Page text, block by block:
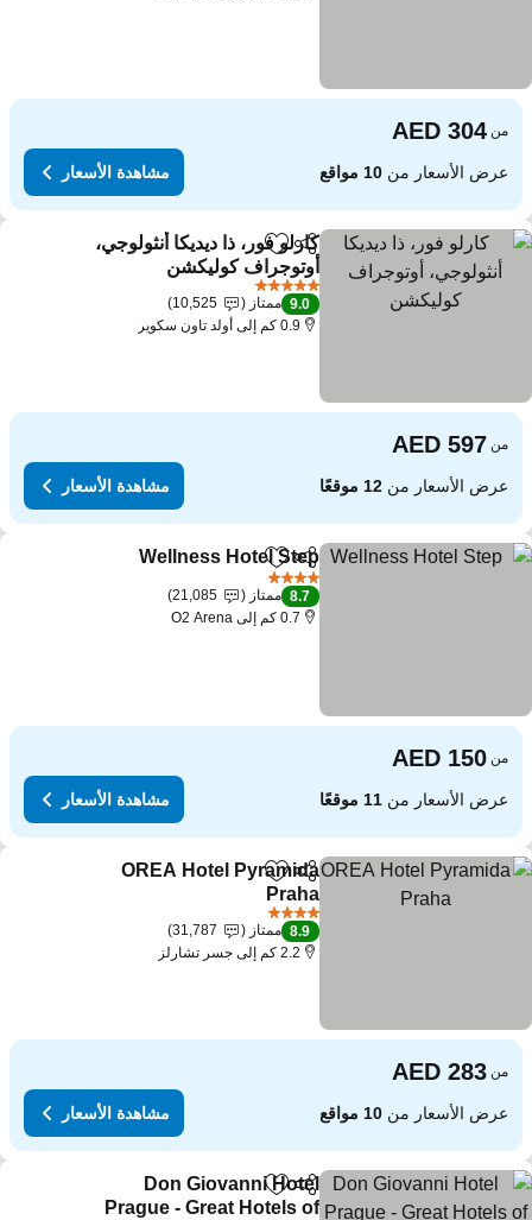
من
عرض الأسعار من10 مواقع مشاهدة الأسعار
مشاركةAdd to favorites
كارلو فور، ذا ديديكا أنثولوجي،
أوتوجراف كوليكشن
9.0 ممتاز
10,525
0.9 كم إلى أولد تاون سكوير
من
عرض الأسعار من12 موقعًا مشاهدة الأسعار
مشاركةAdd to favorites
Wellness Hotel Step
8.7 ممتاز
21,085
0.7 كم إلى O2 Arena
من
عرض الأسعار من11 موقعًا مشاهدة الأسعار
مشاركةAdd to favorites
OREA Hotel Pyramida
Praha
8.9 ممتاز
31,787
2.2 كم إلى جسر تشارلز
من
عرض الأسعار من10 مواقع مشاهدة الأسعار
مشاركةAdd to favorites
Don Giovanni Hotel
Prague - Great Hotels of